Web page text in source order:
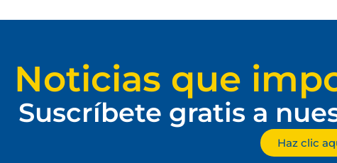
Noticias que
Suscríbete gratis a
Haz clic